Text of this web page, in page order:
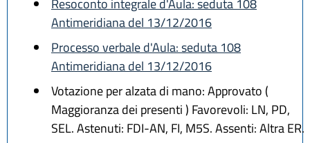
Resoconto integrale d'Aula: seduta 108
Antimeridiana del 13/12/2016
Processo verbale d'Aula: seduta 108
Antimeridiana del 13/12/2016
Votazione per alzata di mano: Approvato (
Maggioranza dei presenti ) Favorevoli: LN, PD,
SEL. Astenuti: FDI-AN, FI, M5S. Assenti: Altra ER.